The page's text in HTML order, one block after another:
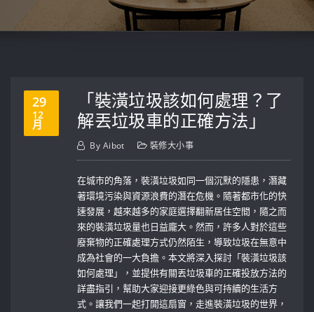
29
12
月
「裝潢垃圾該如何處理？了
解丟垃圾車的正確方法」
By Aibot 裝修大小事
在城市的角落，裝潢垃圾如同一個沉默的隱患，潛藏
著環境污染與資源浪費的潛在危機。隨著都市化的快
速發展，越來越多的家庭選擇翻新居住空間，隨之而
來的裝潢垃圾量也日益龐大。然而，許多人對於這些
廢棄物的正確處理方式仍然陌生，導致垃圾在無意中
成為社會的一大負擔。本文將深入探討「裝潢垃圾該
如何處理」，並提供有關丟垃圾車的正確投放方法的
詳盡指引，幫助大家迎接更綠色與可持續的生活方
式。讓我們一起打開這扇窗，走進裝潢垃圾的世界，